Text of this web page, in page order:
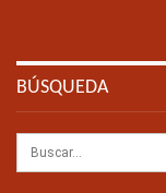
BÚSQUEDA